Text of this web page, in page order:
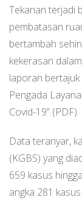
Tekanan terjadi
pembatasan
bertambah
kekerasan
laporan bertajuk
Pengada
Covid-19” (PDF).
Data teranyar,
(KGBS) yang
659 kasus
angka 281